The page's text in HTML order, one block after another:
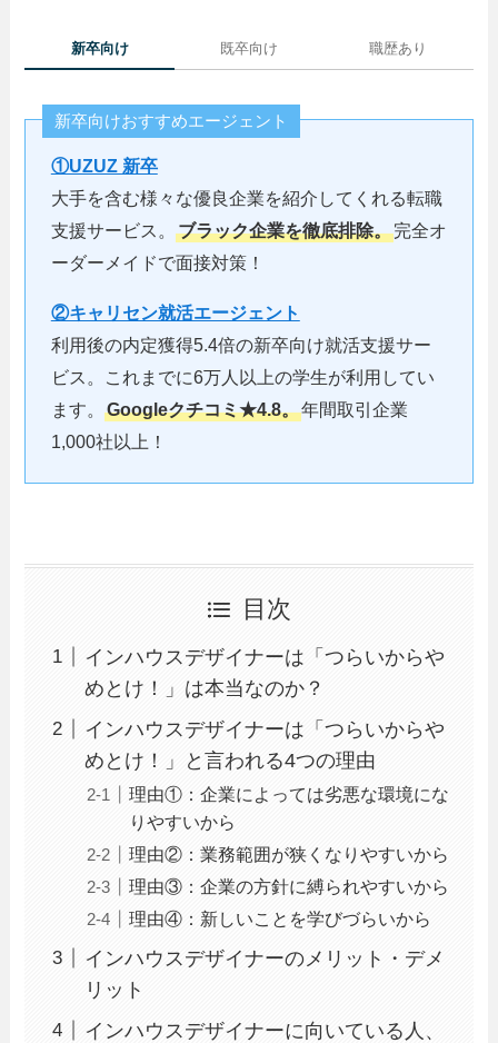
新卒向け 既卒向け 職歴あり
新卒向けおすすめエージェント
①UZUZ 新卒
大手を含む様々な優良企業を紹介してくれる転職
支援サービス。
ブラック企業を徹底排除。完全オ
ーダーメイドで面接対策！
②キャリセン就活エージェント
利用後の内定獲得5.4倍の新卒向け就活支援サー
ビス。これまでに6万人以上の学生が利用してい
ます。
Googleクチコミ★4.8。年間取引企業
1,000社以上！
目次
インハウスデザイナーは「つらいからや
めとけ！」は本当なのか？
インハウスデザイナーは「つらいからや
めとけ！」と言われる4つの理由
理由①：企業によっては劣悪な環境にな
りやすいから
理由②：業務範囲が狭くなりやすいから
理由③：企業の方針に縛られやすいから
理由④：新しいことを学びづらいから
インハウスデザイナーのメリット・デメ
リット
インハウスデザイナーに向いている人、